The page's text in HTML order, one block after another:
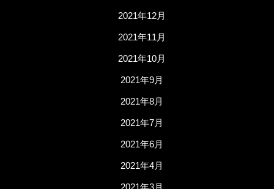
2021年12月
2021年11月
2021年10月
2021年9月
2021年8月
2021年7月
2021年6月
2021年4月
2021年3月